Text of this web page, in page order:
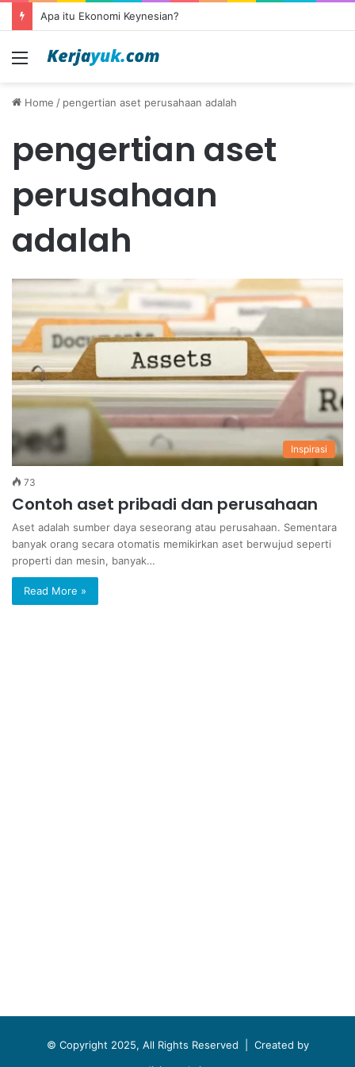
Apa itu Ekonomi Keynesian?
Menu
Home / pengertian aset perusahaan adalah
pengertian aset
perusahaan
adalah
Inspirasi
73
Contoh aset pribadi dan perusahaan
Aset adalah sumber daya seseorang atau perusahaan. Sementara
banyak orang secara otomatis memikirkan aset berwujud seperti
properti dan mesin, banyak…
Read More »
© Copyright 2025, All Rights Reserved | Created by